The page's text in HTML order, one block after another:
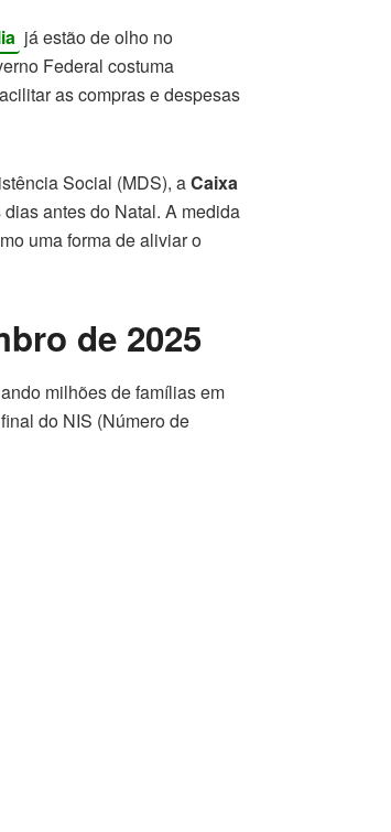
já estão de olho no
Federal costuma
as compras e despesas
Social (MDS), aCaixa
dias antes do Natal. A medida
uma forma de aliviar o
de 2025
milhões de famílias em
do NIS (Número de